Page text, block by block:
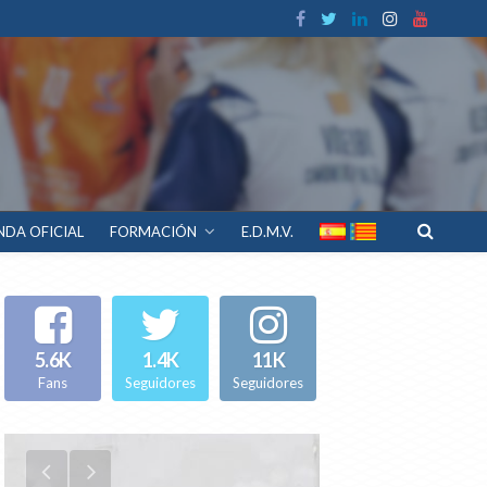
OFICIAL FORMACIÓN E.D.M.V.
5.6K
Fans
1.4K
Seguidores
11K
Seguidores